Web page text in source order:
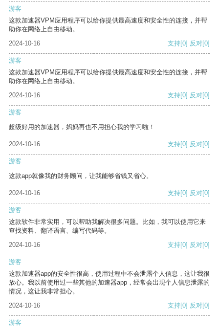
游客
这款加速器VPM应用程序可以给你提供最高速度和安全性的连接，并帮
助你在网络上自由移动。
2024-10-16
支持[0] 反对[0]
游客
这款加速器VPM应用程序可以给你提供最高速度和安全性的连接，并帮
助你在网络上自由移动。
2024-10-16
支持[0] 反对[0]
游客
超级好用的加速器，妈妈再也不用担心我的学习啦！
2024-10-16 支持[0] 反对[0]
游客
这款app就像我的财务顾问，让我能够省钱又省心。
2024-10-16 支持[0] 反对[0]
游客
这款软件非常实用，可以帮助我解决很多问题。比如，我可以使用它来
查找资料、翻译语言、编写代码等。
2024-10-16
支持[0] 反对[0]
游客
这款加速器app的安全性很高，使用过程中不会泄露个人信息，这让我很
放心。我以前使用过一些其他的加速器app，经常会出现个人信息泄露的
情况，这让我非常担心。
2024-10-16
支持[0] 反对[0]
游客